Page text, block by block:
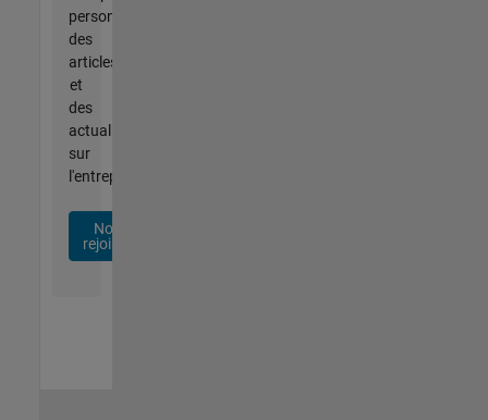
personnalisées,
des
articles
et
des
actualités
sur
l'entreprise.
Nous
rejoindre